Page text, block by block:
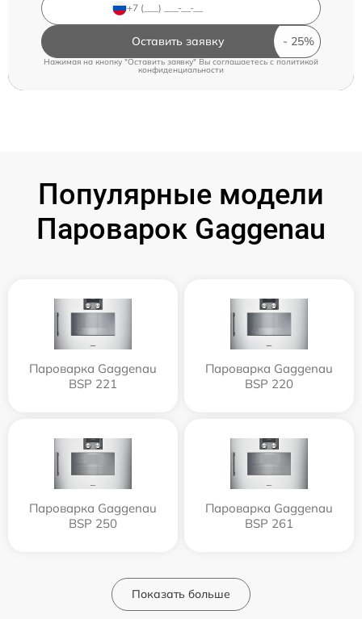
Оставить заявку
Нажимая на кнопку "Оставить заявку" Вы соглашаетесь cполитикой
конфиденциальности
Популярные модели
Пароварок Gaggenau
Пароварка Gaggenau
BSP 221
Пароварка Gaggenau
BSP 220
Пароварка Gaggenau
BSP 250
Пароварка Gaggenau
BSP 261
Показать больше